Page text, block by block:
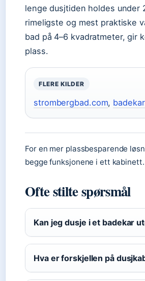
lenge dusjtiden holdes under
rimeligste og mest praktiske
bad på 4–6 kvadratmeter, gir
plass.
FLERE KILDER
strombergbad.com,
For en mer plassbesparende
begge funksjonene i ett kabinett.
Ofte stilte spørsmål
Kan jeg dusje i et badekar
Hva er forskjellen på